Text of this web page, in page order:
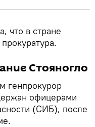
что в стране
Стояногло
генпрокурор
офицерами
(СИБ), после